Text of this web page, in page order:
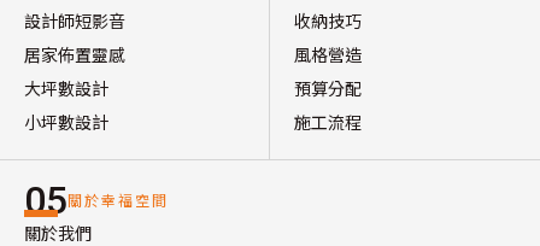
設計師短影音
居家佈置靈感
大坪數設計
小坪數設計
收納技巧
風格營造
預算分配
施工流程
05關於幸福空間
關於我們